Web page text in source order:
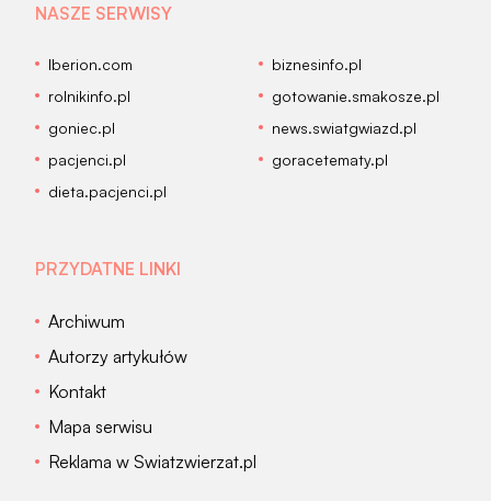
NASZE SERWISY
Iberion.com
biznesinfo.pl
rolnikinfo.pl
gotowanie.smakosze.pl
goniec.pl
news.swiatgwiazd.pl
pacjenci.pl
goracetematy.pl
dieta.pacjenci.pl
PRZYDATNE LINKI
Archiwum
Autorzy artykułów
Kontakt
Mapa serwisu
Reklama w Swiatzwierzat.pl